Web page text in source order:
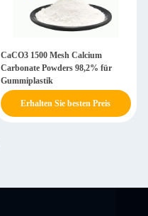
CaCO3 1500 Mesh Calcium
Carbonate Powders 98,2% für
Gummiplastik
Erhalten Sie besten Preis